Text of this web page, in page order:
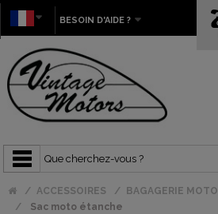
BESOIN D'AIDE ?
ACCESSOIRES
BAGAGERIE MOTO
Sac moto étanche